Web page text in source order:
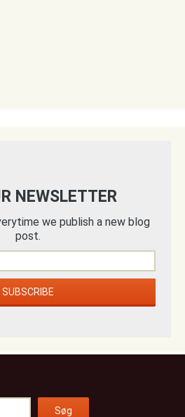
NEWSLETTER
we publish a new blog
post.
Søg